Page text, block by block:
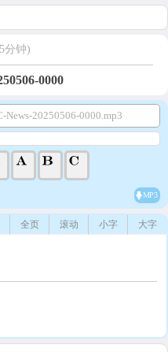
分钟)
0000
News-20250506-0000.mp3
MP3
大字
小字
滚动
全页